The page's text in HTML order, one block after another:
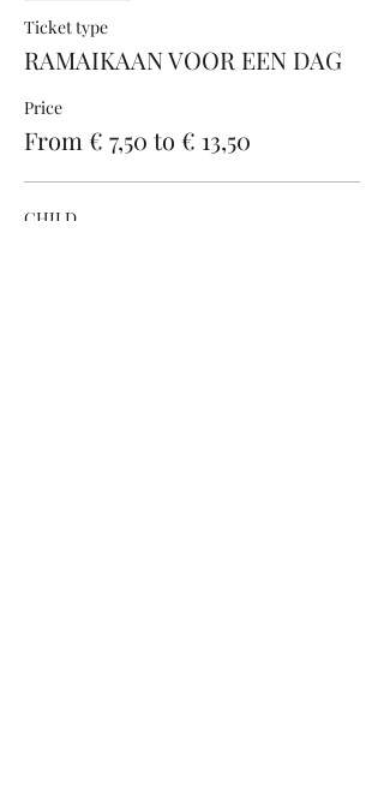
Ticket type
RAMAIKAAN VOOR EEN DAG
Price
From € 7,50 to € 13,50
CHILD